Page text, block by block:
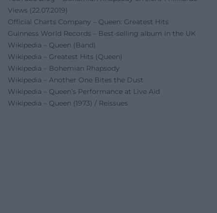
Views (22.07.2019)
Official Charts Company – Queen: Greatest Hits
Guinness World Records – Best-selling album in the UK
Wikipedia – Queen (Band)
Wikipedia – Greatest Hits (Queen)
Wikipedia – Bohemian Rhapsody
Wikipedia – Another One Bites the Dust
Wikipedia – Queen’s Performance at Live Aid
Wikipedia – Queen (1973) / Reissues